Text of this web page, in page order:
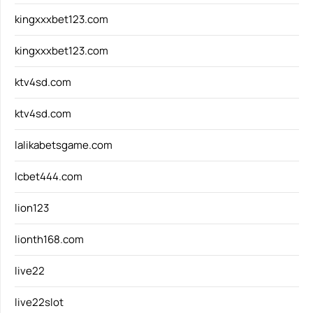
kingxxxbet123.com
kingxxxbet123.com
ktv4sd.com
ktv4sd.com
lalikabetsgame.com
lcbet444.com
lion123
lionth168.com
live22
live22slot